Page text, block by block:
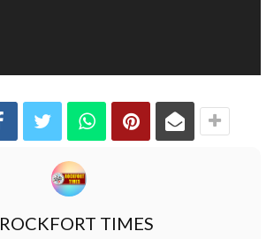
ROCKFORT TIMES